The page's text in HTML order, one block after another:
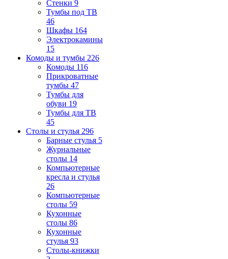
Стенки 9
Тумбы под ТВ
46
Шкафы 164
Электрокамины
15
Комоды и тумбы 226
Комоды 116
Прикроватные
тумбы 47
Тумбы для
обуви 19
Тумбы для ТВ
45
Столы и стулья 296
Барные стулья 5
Журнальные
столы 14
Компьютерные
кресла и стулья
26
Компьютерные
столы 59
Кухонные
столы 86
Кухонные
стулья 93
Столы-книжки